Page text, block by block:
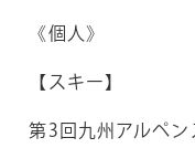
《個人》
【スキー】
第3回九州アルペ